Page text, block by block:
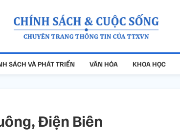
SÁCH VÀ PHÁT TRIỂN VĂN HÓA KHOA HỌC
Điện Biên